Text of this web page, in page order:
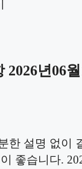
년06
한 설명 없이
좋습니다.